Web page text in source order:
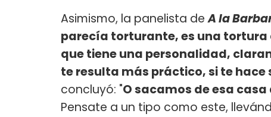
Asimismo, la panelista deA la
parecía torturante, es una tortura
que tiene una personalidad,
te resulta más práctico, si te
concluyó: "O sacamos de esa
Pensate a un tipo como este,